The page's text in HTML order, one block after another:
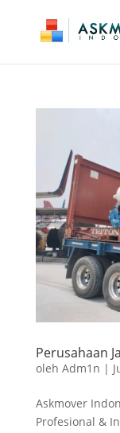
Perusahaan
oleh Adm1n |
Askmover
Profesional &